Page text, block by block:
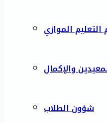
التعليم الموازي
والإكمال
شؤون الطلاب